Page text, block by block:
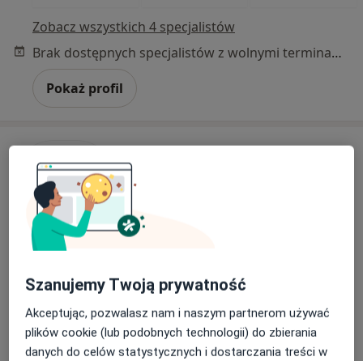
Zobacz wszystkich 4 specjalistów
Brak dostępnych specjalistów z wolnymi terminami w tym centrum medycznym.
Pokaż profil
Gaja Gabinety Lekarskie
Endokrynologia, Ginekologia, Dermatologia·Więcej
590 opinii
Szanujemy Twoją prywatność
Akceptując, pozwalasz nam i naszym partnerom używać
plików cookie (lub podobnych technologii) do zbierania
danych do celów statystycznych i dostarczania treści w